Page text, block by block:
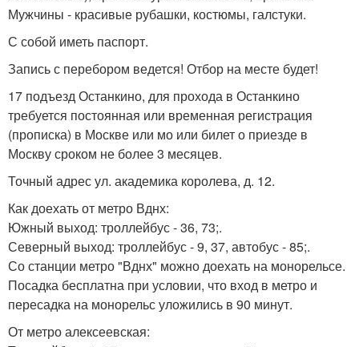
Мужчины - красивые рубашки, костюмы, галстуки.
С собой иметь паспорт.
Запись с перебором ведется! Отбор на месте будет!
17 подъезд Останкино, для прохода в Останкино
требуется постоянная или временная регистрация
(прописка) в Москве или мо или билет о приезде в
Москву сроком не более 3 месяцев.
Точный адрес ул. академика королева, д. 12.
Как доехать от метро Вднх:
Южный выход: троллейбус - 36, 73;.
Северный выход: троллейбус - 9, 37, автобус - 85;.
Со станции метро "Вднх" можно доехать на монорельсе.
Посадка бесплатна при условии, что вход в метро и
пересадка на монорельс уложились в 90 минут.
От метро алексеевская: